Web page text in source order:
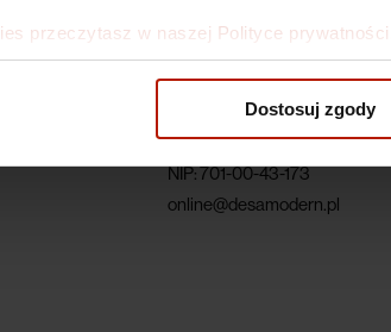
przeczytasz w naszej Polityce prywatności.
Dostosuj zgody
Dane firmy
ul. Piękna 1A
00-477 Warszawa
NIP: 701-00-43-173
online@desamodern.pl